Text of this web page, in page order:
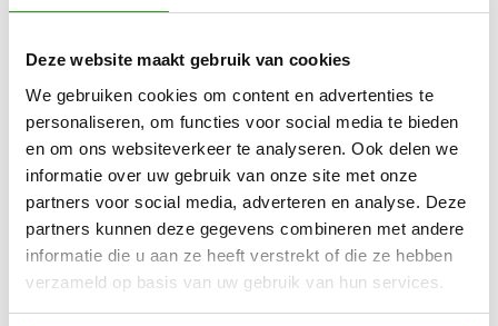
Deze website maakt gebruik van cookies
We gebruiken cookies om content en advertenties te
personaliseren, om functies voor social media te bieden
en om ons websiteverkeer te analyseren. Ook delen we
informatie over uw gebruik van onze site met onze
partners voor social media, adverteren en analyse. Deze
partners kunnen deze gegevens combineren met andere
informatie die u aan ze heeft verstrekt of die ze hebben
verzameld op basis van uw gebruik van hun services.